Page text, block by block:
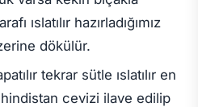
ıslatılır hazırladığımız
dökülür.
tekrar sütle ıslatılır en
cevizi ilave edilip